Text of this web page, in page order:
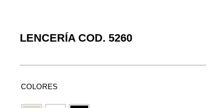
LENCERÍA COD. 5260
COLORES